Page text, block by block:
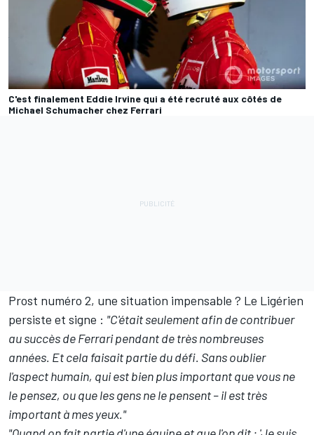
C'est finalement Eddie Irvine qui a été recruté aux côtés de
Michael Schumacher chez Ferrari
Prost numéro 2, une situation impensable ? Le Ligérien
persiste et signe : "C'était seulement afin de contribuer
au succès de Ferrari pendant de très nombreuses
années. Et cela faisait partie du défi. Sans oublier
l'aspect humain, qui est bien plus important que vous ne
le pensez, ou que les gens ne le pensent – il est très
important à mes yeux."